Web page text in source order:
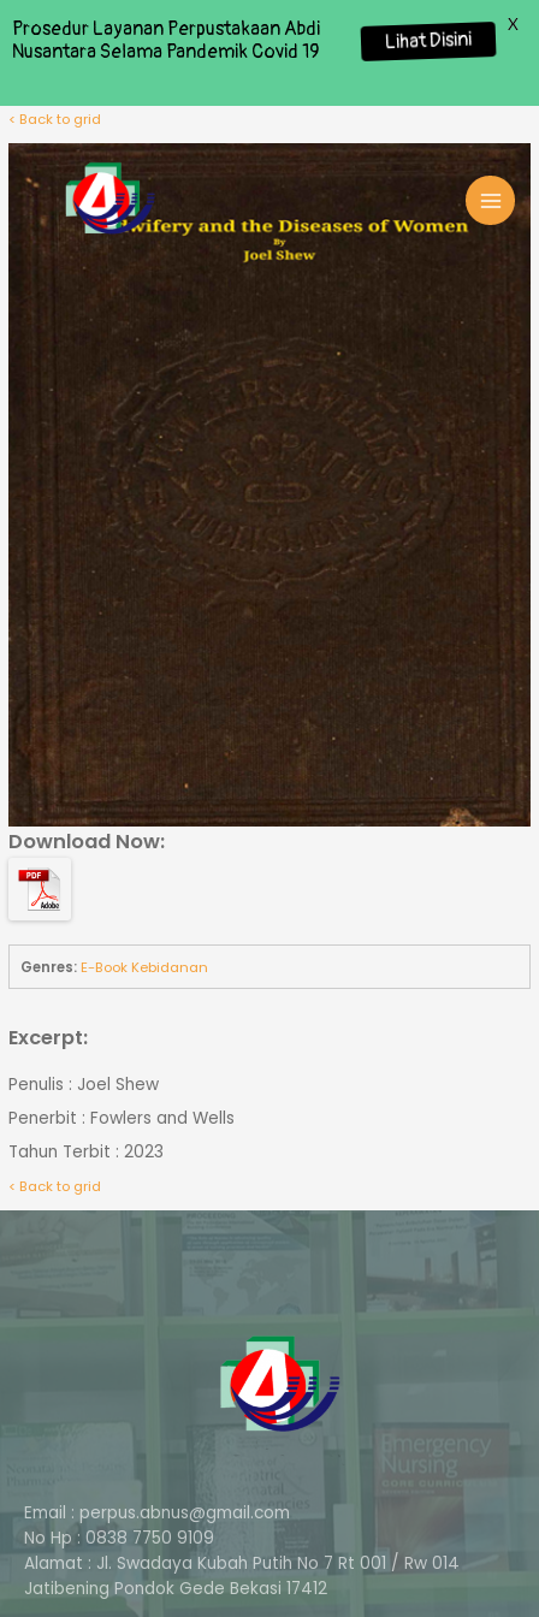
< Back to grid
Download Now:
Genres:E-Book Kebidanan
Excerpt:
Penulis : Joel Shew
Penerbit : Fowlers and Wells
Tahun Terbit : 2023
< Back to grid
Email : perpus.abnus@gmail.com
No Hp : 0838 7750 9109
Alamat : Jl. Swadaya Kubah Putih No 7 Rt 001 / Rw 014
Jatibening Pondok Gede Bekasi 17412
Prosedur Layanan Perpustakaan Abdi
Nusantara Selama Pandemik Covid 19
Lihat Disini
X